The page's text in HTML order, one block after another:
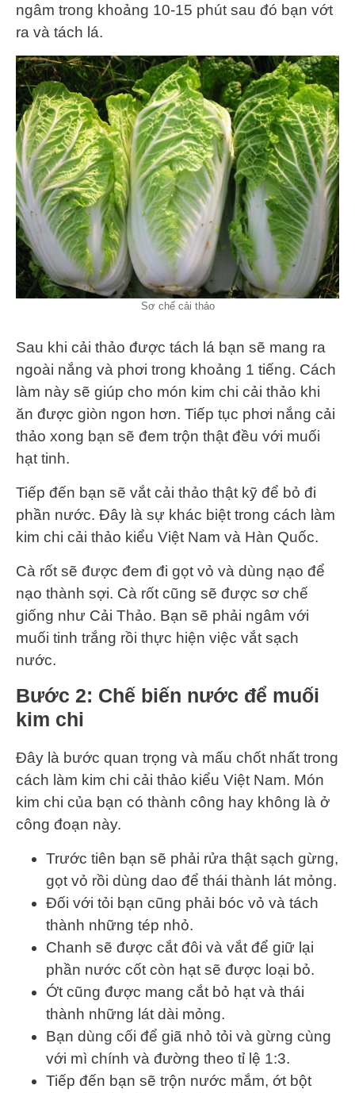
ngâm trong khoảng 10-15 phút sau đó bạn vớt
ra và tách lá.
Sơ chế cải thảo
Sau khi cải thảo được tách lá bạn sẽ mang ra
ngoài nắng và phơi trong khoảng 1 tiếng. Cách
làm này sẽ giúp cho món kim chi cải thảo khi
ăn được giòn ngon hơn. Tiếp tục phơi nắng cải
thảo xong bạn sẽ đem trộn thật đều với muối
hạt tinh.
Tiếp đến bạn sẽ vắt cải thảo thật kỹ để bỏ đi
phần nước. Đây là sự khác biệt trong cách làm
kim chi cải thảo kiểu Việt Nam và Hàn Quốc.
Cà rốt sẽ được đem đi gọt vỏ và dùng nạo để
nạo thành sợi. Cà rốt cũng sẽ được sơ chế
giống như Cải Thảo. Bạn sẽ phải ngâm với
muối tinh trắng rồi thực hiện việc vắt sạch
nước.
Bước 2: Chế biến nước để muối
kim chi
Đây là bước quan trọng và mấu chốt nhất trong
cách làm kim chi cải thảo kiểu Việt Nam. Món
kim chi của bạn có thành công hay không là ở
công đoạn này.
Trước tiên bạn sẽ phải rửa thật sạch gừng,
gọt vỏ rồi dùng dao để thái thành lát mỏng.
Đối với tỏi bạn cũng phải bóc vỏ và tách
thành những tép nhỏ.
Chanh sẽ được cắt đôi và vắt để giữ lại
phần nước cốt còn hạt sẽ được loại bỏ.
Ớt cũng được mang cắt bỏ hạt và thái
thành những lát dài mỏng.
Bạn dùng cối để giã nhỏ tỏi và gừng cùng
với mì chính và đường theo tỉ lệ 1:3.
Tiếp đến bạn sẽ trộn nước mắm, ớt bột